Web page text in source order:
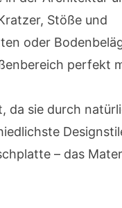
Stöße und
oder
perfekt
da sie durch
– das